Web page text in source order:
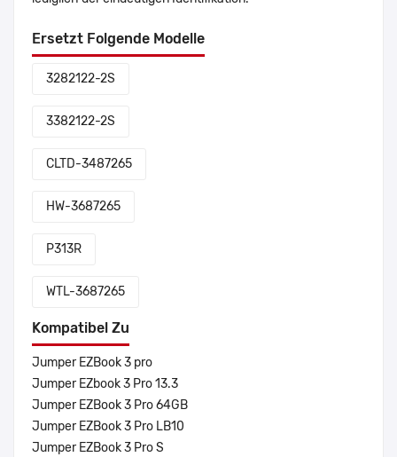
Ersetzt Folgende Modelle
3282122-2S
3382122-2S
CLTD-3487265
HW-3687265
P313R
WTL-3687265
Kompatibel Zu
Jumper EZBook 3 pro
Jumper EZbook 3 Pro 13.3
Jumper EZBook 3 Pro 64GB
Jumper EZBook 3 Pro LB10
Jumper EZBook 3 Pro S